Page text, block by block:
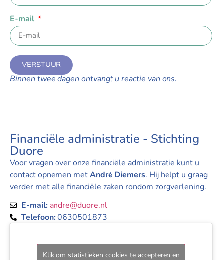
E-mail
VERSTUUR
Binnen twee dagen ontvangt u reactie van ons.
Financiële administratie - Stichting
Duore
Voor vragen over onze financiële administratie kunt u
contact opnemen metAndré Diemers. Hij helpt u graag
verder met alle financiële zaken rondom zorgverlening.
E-mail: andre@duore.nl
Telefoon:0630501873
Klik om statistieken cookies te accepteren en